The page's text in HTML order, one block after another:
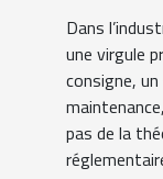
Dans
une virgule
consigne,
pas de la